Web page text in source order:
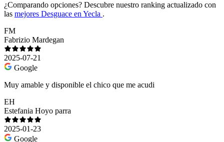
¿Comparando opciones? Descubre nuestro ranking actualizado con
las mejores Desguace en Yecla .
FM
Fabrizio Mardegan
2025-07-21
Google
Muy amable y disponible el chico que me acudi
EH
Estefania Hoyo parra
2025-01-23
Google